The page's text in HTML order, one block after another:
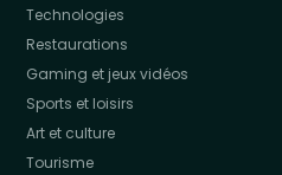
Technologies
Restaurations
Gaming et jeux vidéos
Sports et loisirs
Art et culture
Tourisme